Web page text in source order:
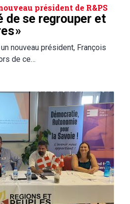
président de R&PS
de se regrouper et
»
nouveau président, François
de ce…